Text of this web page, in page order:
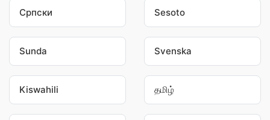
Српски Sesoto
Sunda Svenska
Kiswahili தமிழ்